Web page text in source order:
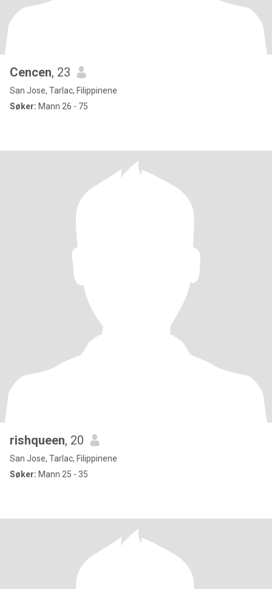
Cencen, 23
San Jose, Tarlac, Filippinene
Søker: Mann 26 - 75
rishqueen, 20
San Jose, Tarlac, Filippinene
Søker: Mann 25 - 35